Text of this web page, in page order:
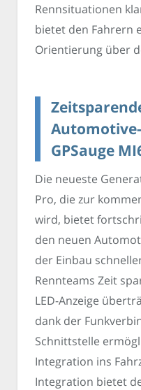
Rennsituationen
bietet den Fahrern
Orientierung über
GPSauge
Die neueste
Pro, die zur
wird, bietet
den neuen
der Einbau
Rennteams Zeit
LED-Anzeige
dank der
Schnittstelle
Integration ins
Integration bietet